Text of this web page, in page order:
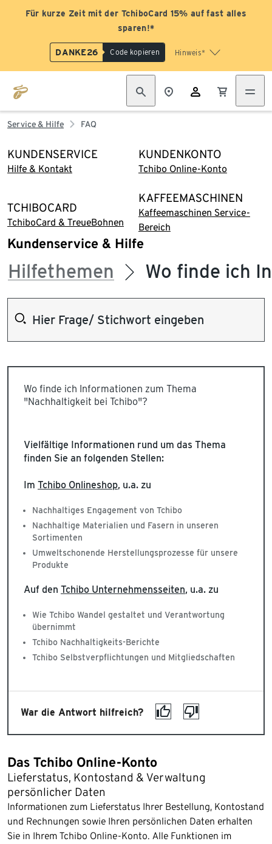
Für kurze Zeit mit der TchiboCard 15% auf fast alles
sparen!*
DANKE26 Code kopieren Hinweis*
Service & Hilfe FAQ
KUNDENSERVICE
Hilfe & Kontakt
KUNDENKONTO
Tchibo Online-Konto
TCHIBOCARD
TchiboCard & TreueBohnen
KAFFEEMASCHINEN
Kaffeemaschinen Service-
Bereich
Kundenservice & Hilfe
Hilfethemen Wo finde ich
Wo finde ich Informationen zum Thema
"Nachhaltigkeit bei Tchibo"?
Vielfältige Informationen rund um das Thema
finden Sie an folgenden Stellen:
Im Tchibo Onlineshop, u.a. zu
Nachhaltiges Engagement von Tchibo
Nachhaltige Materialien und Fasern in unseren
Sortimenten
Umweltschonende Herstellungsprozesse für unsere
Produkte
Auf den Tchibo Unternehmensseiten, u.a. zu
Wie Tchibo Wandel gestaltet und Verantwortung
übernimmt
Tchibo Nachhaltigkeits-Berichte
Tchibo Selbstverpflichtungen und Mitgliedschaften
War die Antwort hilfreich?
Das Tchibo Online-Konto
Lieferstatus, Kontostand & Verwaltung
persönlicher Daten
Informationen zum Lieferstatus Ihrer Bestellung, Kontostand
und Rechnungen sowie Ihren persönlichen Daten erhalten
Sie in Ihrem Tchibo Online-Konto. Alle Funktionen im